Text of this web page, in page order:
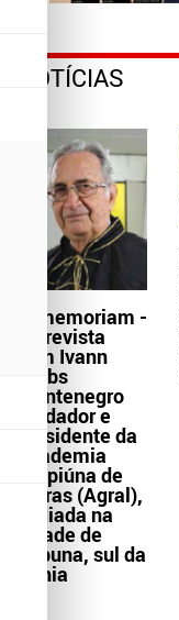
NOTÍCIAS
In memoriam -
Entrevista
com Ivann
Krebs
Montenegro
fundador e
presidente da
Academia
Grapiúna de
Letras (Agral),
sediada na
cidade de
Itabuna, sul da
Bahia